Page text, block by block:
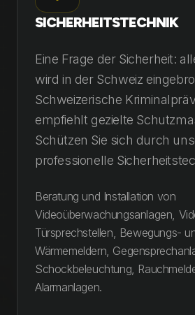
SICHERHEITSTECHNIK
Eine Frage der Sicherheit:
wird in der Schweiz
Schweizerische
empfiehlt gezielte
Schützen Sie sich durch
professionelle
Beratung und Installation von
Videoüberwachungsanlagen,
Türsprechstellen, Bewegungs-
Wärmemeldern,
Schockbeleuchtung,
Alarmanlagen.